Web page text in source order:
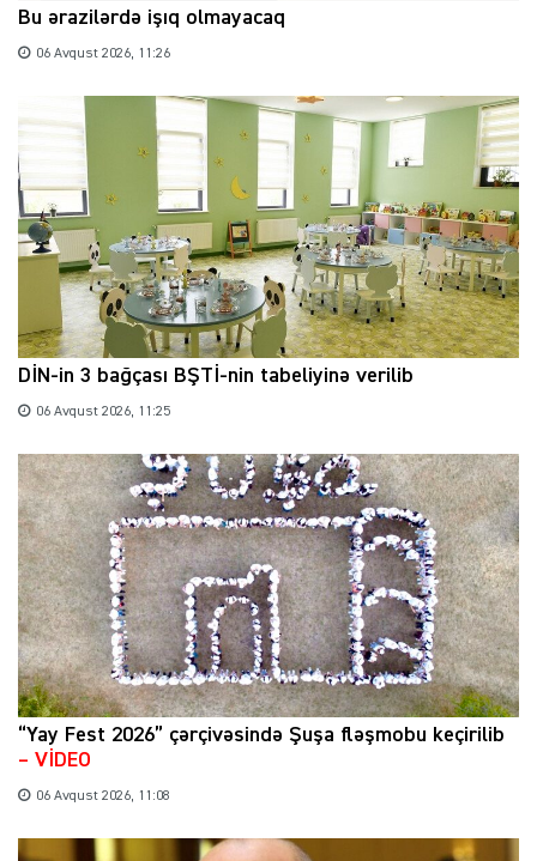
Bu ərazilərdə işıq olmayacaq
06 Avqust 2026, 11:26
DİN-in 3 bağçası BŞTİ-nin tabeliyinə verilib
06 Avqust 2026, 11:25
“Yay Fest 2026” çərçivəsində Şuşa fləşmobu keçirilib
– VİDEO
06 Avqust 2026, 11:08